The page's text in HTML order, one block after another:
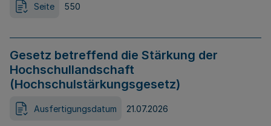
Seite 550
Gesetz betreffend die Stärkung der
Hochschullandschaft
(Hochschulstärkungsgesetz)
Ausfertigungsdatum 21.07.2026